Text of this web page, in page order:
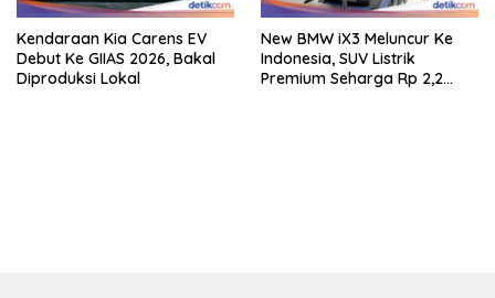
Kendaraan Kia Carens EV
Debut Ke GIIAS 2026, Bakal
Diproduksi Lokal
New BMW iX3 Meluncur Ke
Indonesia, SUV Listrik
Premium Seharga Rp 2,2